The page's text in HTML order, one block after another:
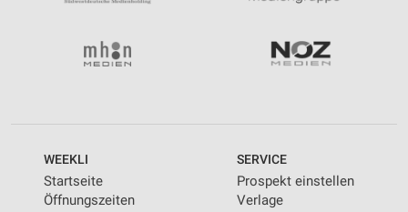
WEEKLI
Startseite
Öffnungszeiten
SERVICE
Prospekt einstellen
Verlage